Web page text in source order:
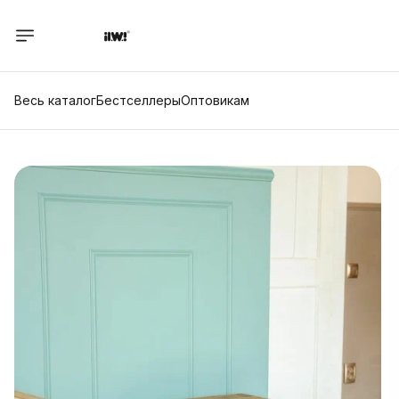
Весь каталогБестселлерыОптовикам